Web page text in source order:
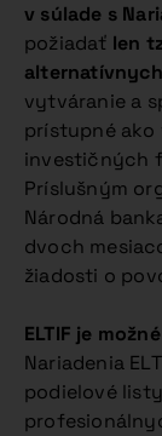
v súlade s
požiadať len
vytváranie a
prístupné
investičných
Príslušným
Národná
dvoch
žiadosti o
ELTIF je
Nariadenia
podielové